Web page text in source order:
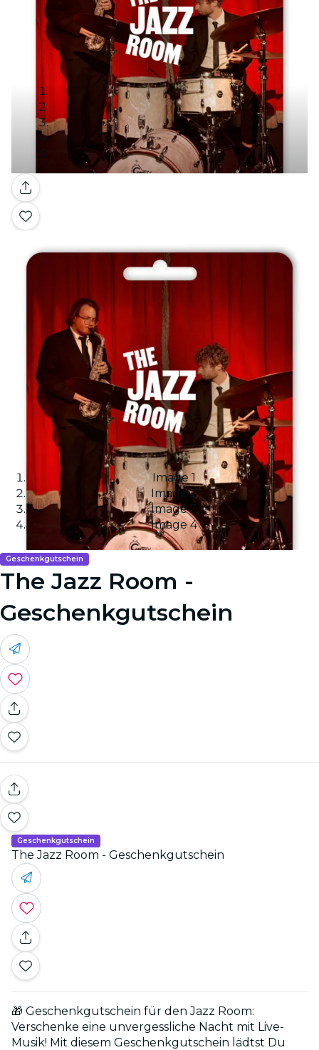
Galerie
Image 1
Image 2
Image 3
Image 4
Geschenkgutschein
The Jazz Room -
Geschenkgutschein
Geschenkgutschein
The Jazz Room - Geschenkgutschein
🎁 Geschenkgutschein für den Jazz Room:
Verschenke eine unvergessliche Nacht mit Live-
Musik! Mit diesem Geschenkgutschein lädtst Du